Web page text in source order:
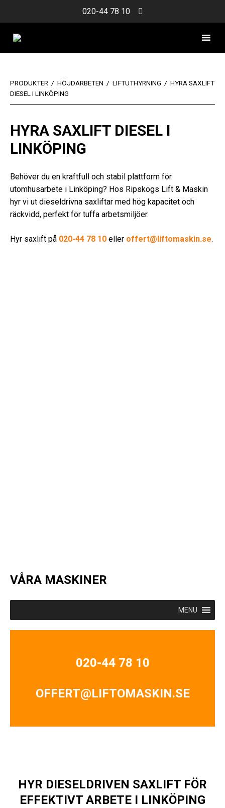
020-44 78 10
PRODUKTER / HÖJDARBETEN / LIFTUTHYRNING / HYRA SAXLIFT
DIESEL I LINKÖPING
HYRA SAXLIFT DIESEL I
LINKÖPING
Behöver du en kraftfull och stabil plattform för
utomhusarbete i Linköping? Hos Ripskogs Lift & Maskin
hyr vi ut dieseldrivna saxliftar med hög kapacitet och
räckvidd, perfekt för tuffa arbetsmiljöer.
Hyr saxlift på 020-44 78 10 eller offert@liftomaskin.se.
VÅRA MASKINER
MENU
020-44 78 10
OFFERT@LIFTOMASKIN.SE
HYR DIESELDRIVEN SAXLIFT FÖR
EFFEKTIVT ARBETE I LINKÖPING